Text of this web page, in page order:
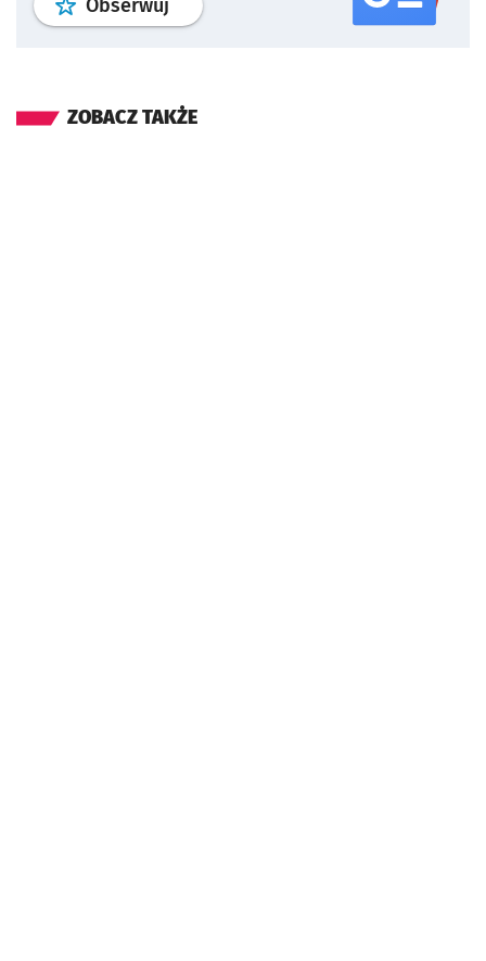
Obserwuj
ZOBACZ TAKŻE